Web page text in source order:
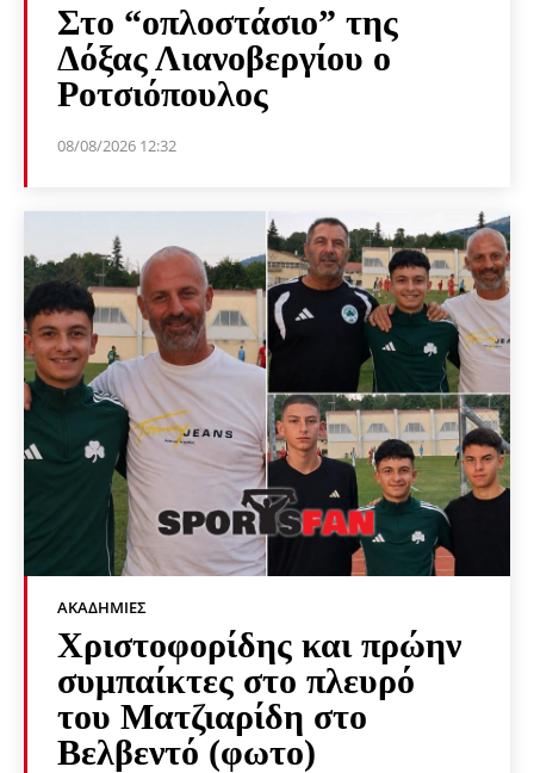
Στο “οπλοστάσιο” της
Δόξας Λιανοβεργίου ο
Ροτσιόπουλος
08/08/2026 12:32
ΑΚΑΔΗΜΊΕΣ
Χριστοφορίδης και πρώην
συμπαίκτες στο πλευρό
του Ματζιαρίδη στο
Βελβεντό (φωτο)